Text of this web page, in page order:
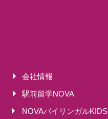
会社情報
駅前留学NOVA
NOVAバイリンガルKIDS